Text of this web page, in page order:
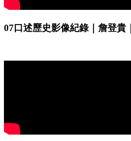
07口述歷史影像紀錄｜詹登貴｜